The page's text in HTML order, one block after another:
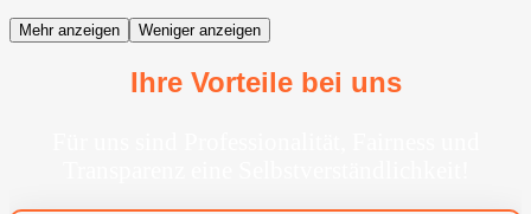
Mehr anzeigen Weniger anzeigen
Ihre Vorteile bei uns